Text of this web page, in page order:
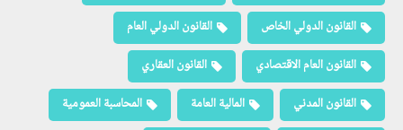
القانون الدولي الخاص
القانون الدولي العام
القانون العام الاقتصادي
القانون العقاري
القانون المدني
المالية العامة
المحاسبة العمومية